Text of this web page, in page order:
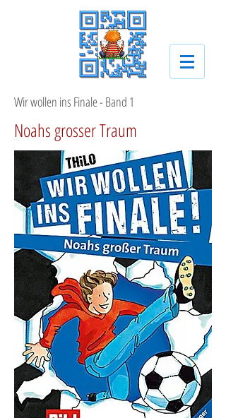
Wir wollen ins Finale - Band 1
Noahs grosser Traum